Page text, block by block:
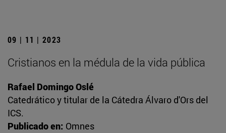
09 | 11 | 2023
Cristianos en la médula de la vida pública
Rafael Domingo Oslé
Catedrático y titular de la Cátedra Álvaro d'Ors del
ICS.
Publicado en: Omnes